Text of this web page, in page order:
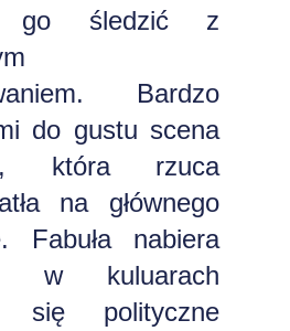
go śledzić z
Bardzo
do gustu scena
która rzuca
na głównego
Fabuła nabiera
w kuluarach
się polityczne